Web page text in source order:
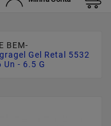
BEM-
Gel Retal 5532
- 6.5 G